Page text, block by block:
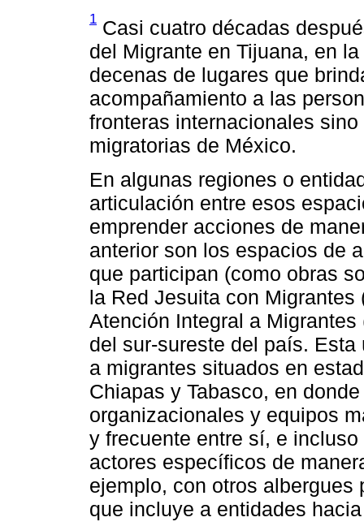
1 Casi cuatro décadas
del Migrante en Tijuana, en
decenas de lugares que
acompañamiento a las
fronteras internacionales
migratorias de México.
En algunas regiones o
articulación entre esos
emprender acciones de
anterior son los espacios de
que participan (como obras
la Red Jesuita con
Atención Integral a
del sur-sureste del país.
a migrantes situados en
Chiapas y Tabasco, en
organizacionales y equipos
y frecuente entre sí, e
actores específicos de
ejemplo, con otros albergues
que incluye a entidades